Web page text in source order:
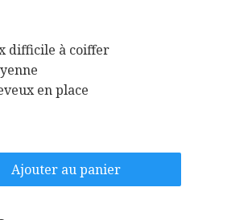
difficile à coiffer
en place
Ajouter au panier